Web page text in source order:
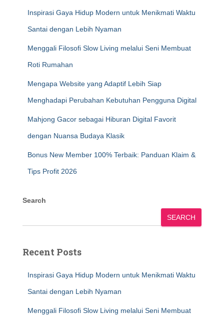
Inspirasi Gaya Hidup Modern untuk Menikmati Waktu
Santai dengan Lebih Nyaman
Menggali Filosofi Slow Living melalui Seni Membuat
Roti Rumahan
Mengapa Website yang Adaptif Lebih Siap
Menghadapi Perubahan Kebutuhan Pengguna Digital
Mahjong Gacor sebagai Hiburan Digital Favorit
dengan Nuansa Budaya Klasik
Bonus New Member 100% Terbaik: Panduan Klaim &
Tips Profit 2026
Search
SEARCH
Recent Posts
Inspirasi Gaya Hidup Modern untuk Menikmati Waktu
Santai dengan Lebih Nyaman
Menggali Filosofi Slow Living melalui Seni Membuat